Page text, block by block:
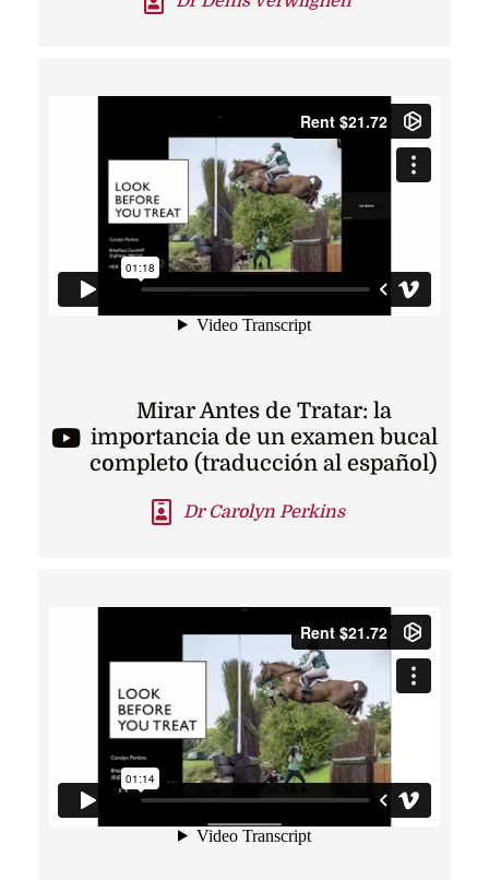
Mirar Antes de Tratar: la
importancia de un examen bucal
completo (traducción al español)
Dr Carolyn Perkins